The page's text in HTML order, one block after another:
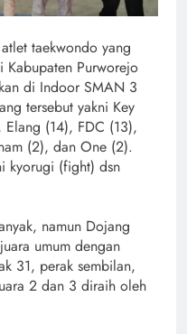
taekwondo yang
Purworejo
di Indoor SMAN 3
tersebut yakni Key
(14), FDC (13),
(2), dan One (2).
kyorugi (fight) dsn
namun Dojang
umum dengan
31, perak sembilan,
2 dan 3 diraih oleh